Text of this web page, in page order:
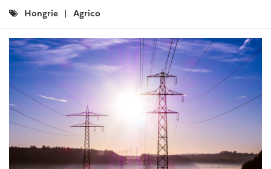
Catégories
Hongrie Agrico